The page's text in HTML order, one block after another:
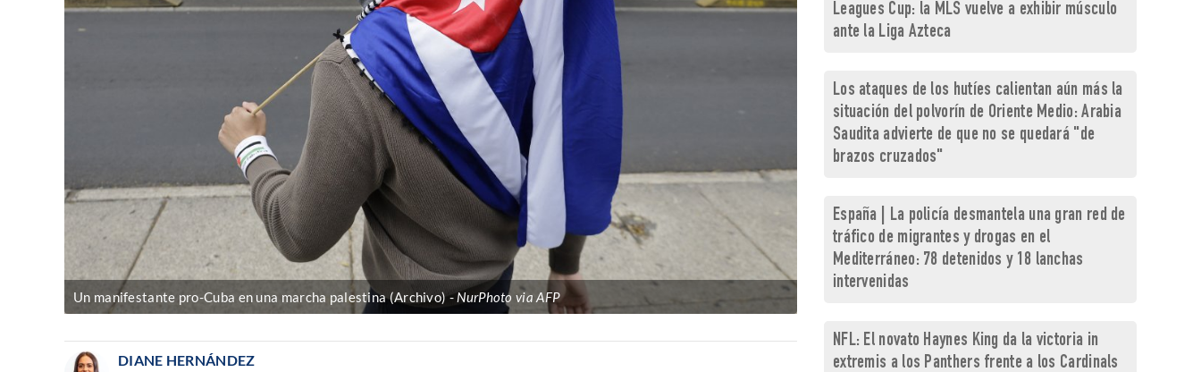
Un manifestante pro-Cuba en una marcha palestina (Archivo) NurPhoto via AFP
DIANE HERNÁNDEZ
Leagues Cup: la MLS vuelve a exhibir músculo
ante la Liga Azteca
Los ataques de los hutíes calientan aún más la
situación del polvorín de Oriente Medio: Arabia
Saudita advierte de que no se quedará "de
brazos cruzados"
España | La policía desmantela una gran red de
tráfico de migrantes y drogas en el
Mediterráneo: 78 detenidos y 18 lanchas
intervenidas
NFL: El novato Haynes King da la victoria in
extremis a los Panthers frente a los Cardinals